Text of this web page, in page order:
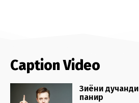
Caption Video
Зиёни
панир